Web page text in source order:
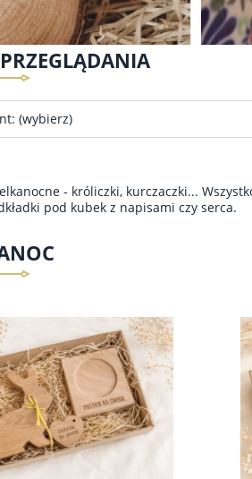
(wybierz)
- króliczki, kurczaczki...
pod kubek z napisami czy serca.